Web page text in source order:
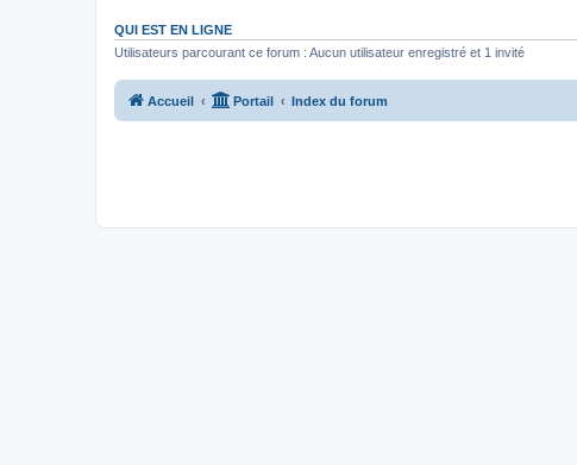
QUI EST EN LIGNE
Utilisateurs parcourant ce forum : Aucun utilisateur enregistré et 1 invité
Accueil Portail Index du forum